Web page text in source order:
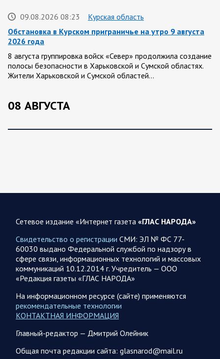
09.08.2026 08:23
Курская область
Обстановка в Курском приграничье на утро 9 августа
2026 года
8 августа группировка войск «Север» продолжила создание
полосы безопасности в Харьковской и Сумской областях.
Жители Харьковской и Сумской областей…
08 АВГУСТА
визит в Сербию. На пресс-конференции президент этой
Брифинг Минобороны РФ: новые данные о ходе
спецоперации 8 августа 2026 года
Новую информацию о ходе проведения ВС РФ
специальной военной операции на 8 августа предоставили
представители группировок «Север», «Запад», «Центр»,
«Юг»…
08.08.2026 12:12
Спецоперация
августа. Коротко
Сетевое издание «Интернет газета «ГЛАС НАРОДА»
Свидетельство о регистрации СМИ: ЭЛ № ФС 77-
60030 выдано Федеральной службой по надзору в
сфере связи, информационных технологий и массовых
коммуникаций 10.12.2014 г. Учредитель — ООО
«Редакция газеты «ГЛАС НАРОДА»
На информационном ресурсе (сайте) применяются
рекомендательные технологии
КОНТАКТНАЯ ИНФОРМАЦИЯ
Главный-редактор — Дмитрий Олейник
Общая почта редакции сайта: glasnarod@mail.ru